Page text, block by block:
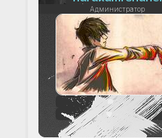
Администратор
242
+33